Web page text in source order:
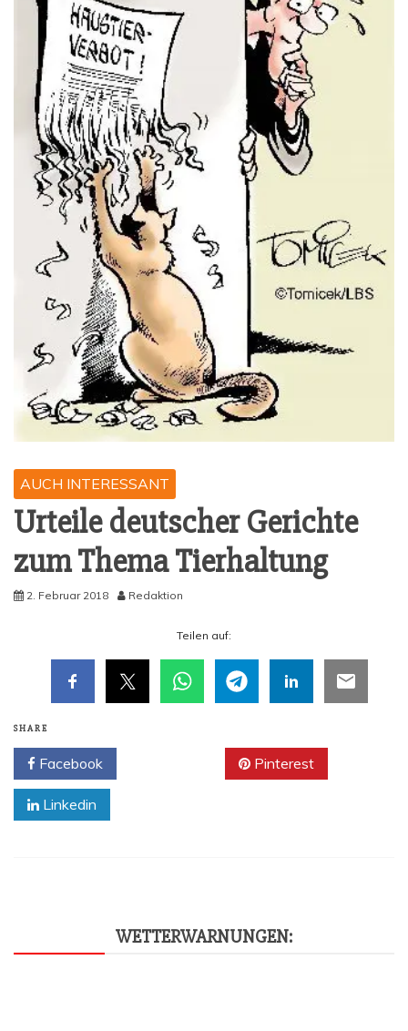
AUCH INTERESSANT
Urtei­le deut­scher Gerich­te
zum The­ma Tierhaltung
2. Februar 2018 Redaktion
Tei­len auf:
SHARE
Facebook Pinterest
Linkedin
WET­TER­WAR­NUN­GEN: